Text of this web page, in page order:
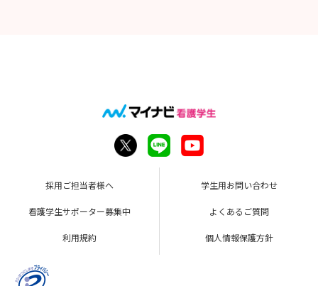
採用ご担当者様へ 学生用お問い合わせ
看護学生サポーター募集中 よくあるご質問
利用規約 個人情報保護方針